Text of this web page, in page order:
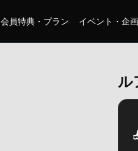
会員特典・プラン イベント・企画
ル